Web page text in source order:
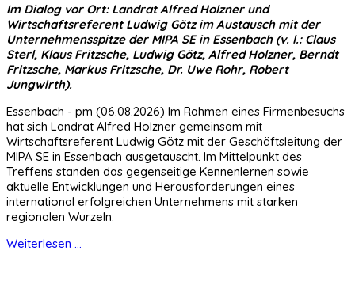
Im Dialog vor Ort: Landrat Alfred Holzner und
Wirtschaftsreferent Ludwig Götz im Austausch mit der
Unternehmensspitze der MIPA SE in Essenbach (v. l.: Claus
Sterl, Klaus Fritzsche, Ludwig Götz, Alfred Holzner, Berndt
Fritzsche, Markus Fritzsche, Dr. Uwe Rohr, Robert
Jungwirth).
Essenbach - pm (06.08.2026) Im Rahmen eines Firmenbesuchs
hat sich Landrat Alfred Holzner gemeinsam mit
Wirtschaftsreferent Ludwig Götz mit der Geschäftsleitung der
MIPA SE in Essenbach ausgetauscht. Im Mittelpunkt des
Treffens standen das gegenseitige Kennenlernen sowie
aktuelle Entwicklungen und Herausforderungen eines
international erfolgreichen Unternehmens mit starken
regionalen Wurzeln.
Weiterlesen ...